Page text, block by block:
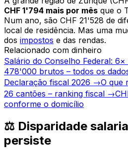
CHF 1'794 mais por mês que o
Num ano, são CHF 21'528 de
local de residência. Mas uma
dos impostos e das rendas.
Relacionado com dinheiro
Salário do Conselho Federal: 6×
478'000 brutos – todos os
Declaração fiscal 2026 →O que
26 cantões – ranking fiscal →
conforme o domicílio
⚖️ Disparidade
persiste